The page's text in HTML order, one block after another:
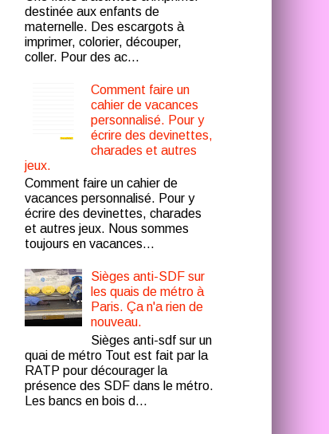
destinée aux enfants de
maternelle. Des escargots à
imprimer, colorier, découper,
coller. Pour des ac...
Comment faire un
cahier de vacances
personnalisé. Pour y
écrire des devinettes,
charades et autres
jeux.
Comment faire un cahier de
vacances personnalisé. Pour y
écrire des devinettes, charades
et autres jeux. Nous sommes
toujours en vacances...
Sièges anti-SDF sur
les quais de métro à
Paris. Ça n'a rien de
nouveau.
Sièges anti-sdf sur un
quai de métro Tout est fait par la
RATP pour décourager la
présence des SDF dans le métro.
Les bancs en bois d...